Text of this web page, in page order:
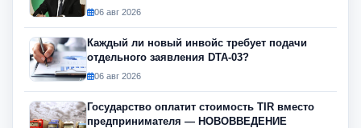
собственности, изменился
06 авг 2026
Каждый ли новый инвойс требует подачи
отдельного заявления DTA-03?
06 авг 2026
Государство оплатит стоимость TIR вместо
предпринимателя — НОВОВВЕДЕНИЕ